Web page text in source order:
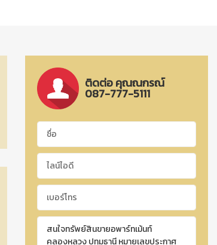
ติดต่อ คุณณกรณ์
087-777-5111